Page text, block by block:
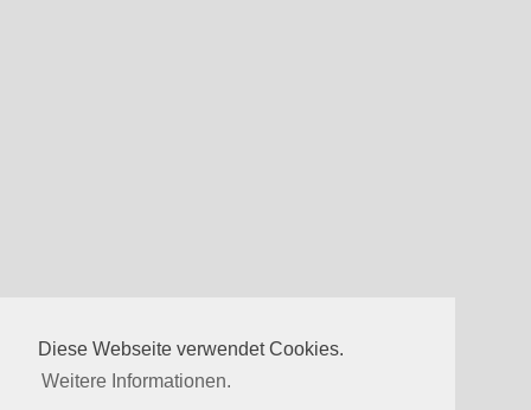
Diese Webseite verwendet Cookies.
Weitere Informationen.